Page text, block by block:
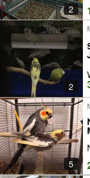
2
2
5